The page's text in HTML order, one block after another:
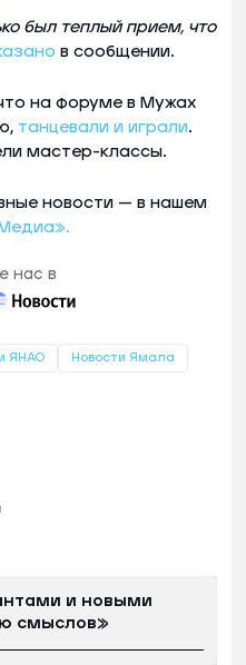
был теплый прием, что
в сообщении.
на форуме в Мужах
танцевали и играли.
мастер-классы.
новости — в нашем
нас в
ЯНАО Новости Ямала
и новыми
смыслов»